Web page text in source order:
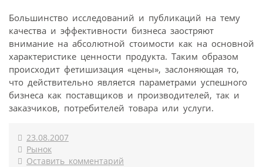
Большинство исследований и публикаций на тему
качества и эффективности бизнеса заостряют
внимание на абсолютной стоимости как на основной
характеристике ценности продукта. Таким образом
происходит фетишизация «цены», заслоняющая то,
что действительно является параметрами успешного
бизнеса как поставщиков и производителей, так и
заказчиков, потребителей товара или услуги.
23.08.2007
Рынок
Оставить комментарий